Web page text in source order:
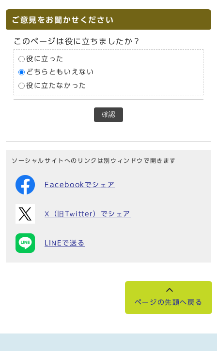
ご意見をお聞かせください
このページは役に立ちましたか？
役に立った
どちらともいえない
役に立たなかった
確認
ソーシャルサイトへのリンクは別ウィンドウで開きます
Facebookでシェア
X（旧Twitter）でシェア
LINEで送る
ページの先頭へ戻る